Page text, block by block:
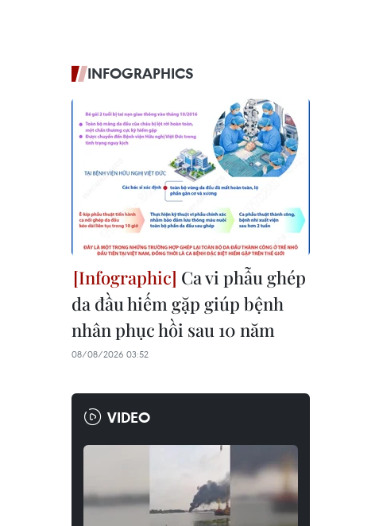
INFOGRAPHICS
Ca vi phẫu ghép
da đầu hiếm gặp giúp bệnh
nhân phục hồi sau 10 năm
08/08/2026 03:52
VIDEO